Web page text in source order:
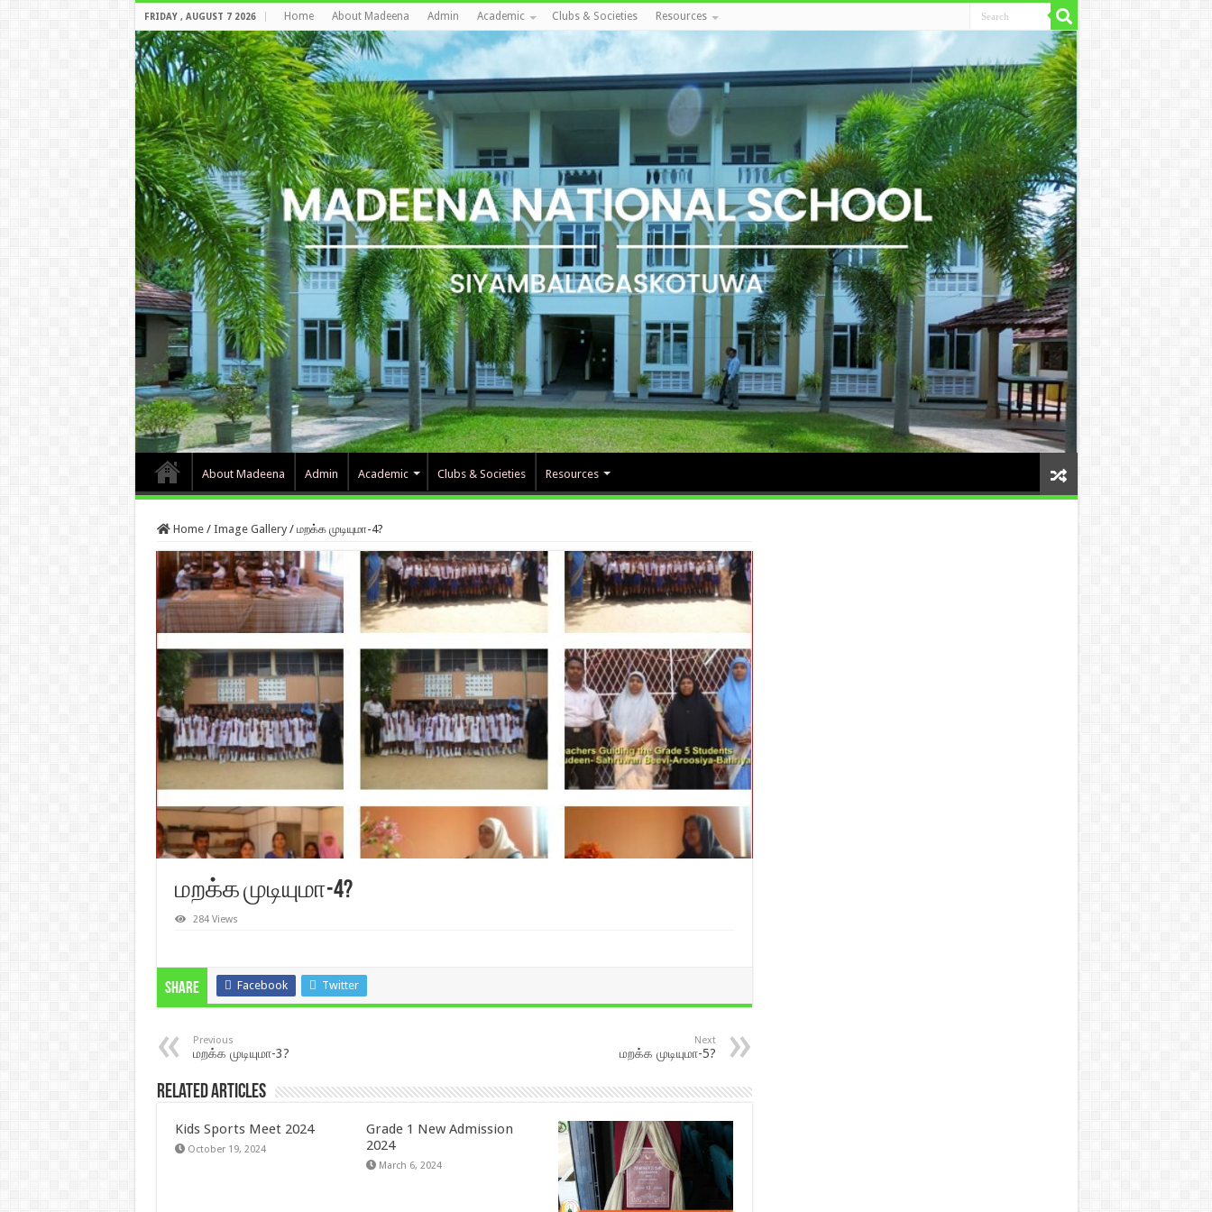
FRIDAY , AUGUST 7 2026 Home About Madeena Admin Academic Clubs & Societies Resources
About Madeena Admin Academic Clubs & Societies Resources
Home / Image Gallery / மறக்க முடியுமா-4?
மறக்க முடியுமா-4?
284 Views
Share Facebook Twitter
Previous
மறக்க முடியுமா-3?
Next
மறக்க முடியுமா-5?
Related Articles
Kids Sports Meet 2024
October 19, 2024
Grade 1 New Admission
2024
March 6, 2024